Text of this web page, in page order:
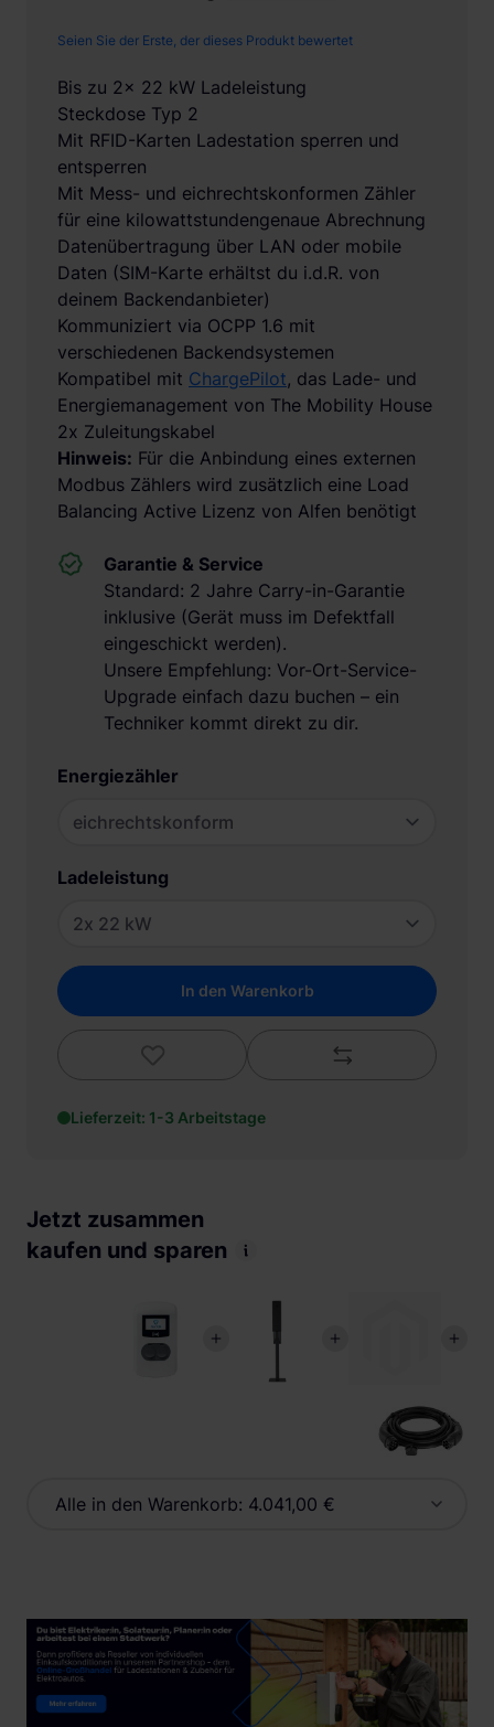
Seien Sie der Erste, der dieses Produkt bewertet
Bis zu 2x 22 kW Ladeleistung
Steckdose Typ 2
Mit RFID-Karten Ladestation sperren und
entsperren
Mit Mess- und eichrechtskonformen Zähler
für eine kilowattstundengenaue Abrechnung
Datenübertragung über LAN oder mobile
Daten (SIM-Karte erhältst du i.d.R. von
deinem Backendanbieter)
Kommuniziert via OCPP 1.6 mit
verschiedenen Backendsystemen
Kompatibel mit ChargePilot, das Lade- und
Energiemanagement von The Mobility House
2x Zuleitungskabel
Hinweis: Für die Anbindung eines externen
Modbus Zählers wird zusätzlich eine Load
Balancing Active Lizenz von Alfen benötigt
Energiezähler
Ladeleistung
In den Warenkorb
Lieferzeit: 1-3 Arbeitstage
Garantie & Service
Standard: 2 Jahre Carry-in-Garantie
inklusive (Gerät muss im Defektfall
eingeschickt werden).
Unsere Empfehlung: Vor-Ort-Service-
Upgrade einfach dazu buchen – ein
Techniker kommt direkt zu dir.
Jetzt zusammen
kaufen und sparen
Alle in den Warenkorb: 4.041,00 €